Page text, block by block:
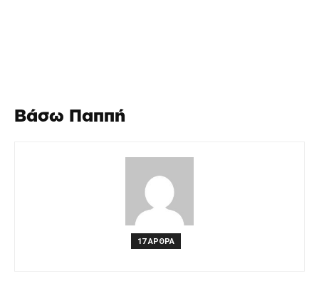
Βάσω Παππή
17 ΑΡΘΡΑ